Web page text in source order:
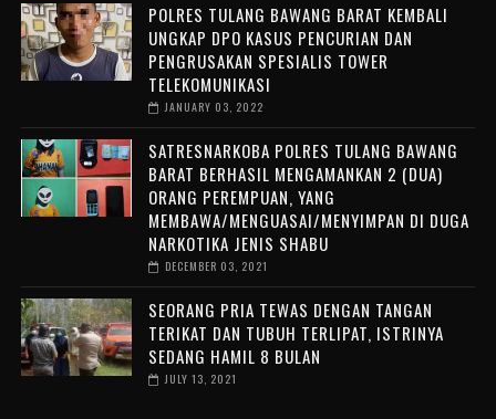
POLRES TULANG BAWANG BARAT KEMBALI
UNGKAP DPO KASUS PENCURIAN DAN
PENGRUSAKAN SPESIALIS TOWER
TELEKOMUNIKASI
JANUARY 03, 2022
SATRESNARKOBA POLRES TULANG BAWANG
BARAT BERHASIL MENGAMANKAN 2 (DUA)
ORANG PEREMPUAN, YANG
MEMBAWA/MENGUASAI/MENYIMPAN DI DUGA
NARKOTIKA JENIS SHABU
DECEMBER 03, 2021
SEORANG PRIA TEWAS DENGAN TANGAN
TERIKAT DAN TUBUH TERLIPAT, ISTRINYA
SEDANG HAMIL 8 BULAN
JULY 13, 2021